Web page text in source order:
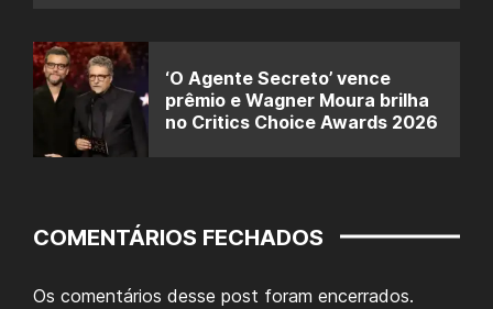
‘O Agente Secreto’ vence
prêmio e Wagner Moura brilha
no Critics Choice Awards 2026
COMENTÁRIOS FECHADOS
Os comentários desse post foram encerrados.